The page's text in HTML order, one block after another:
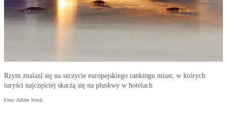
Rzym znalazł się na szczycie europejskiego rankingu miast, w których
turyści najczęściej skarżą się na pluskwy w hotelach
Foto: Adobe Stock